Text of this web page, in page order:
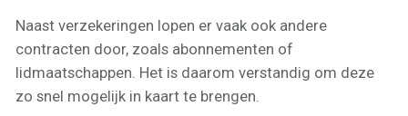
Naast verzekeringen lopen er vaak ook andere
contracten door, zoals abonnementen of
lidmaatschappen. Het is daarom verstandig om deze
zo snel mogelijk in kaart te brengen.